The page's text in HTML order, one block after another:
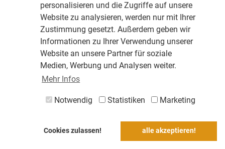
personalisieren und die Zugriffe auf unsere
Website zu analysieren, werden nur mit Ihrer
Zustimmung gesetzt. Außerdem geben wir
Informationen zu Ihrer Verwendung unserer
Website an unsere Partner für soziale
Medien, Werbung und Analysen weiter.
Mehr Infos
Notwendig Statistiken Marketing
Cookies zulassen! alle akzeptieren!